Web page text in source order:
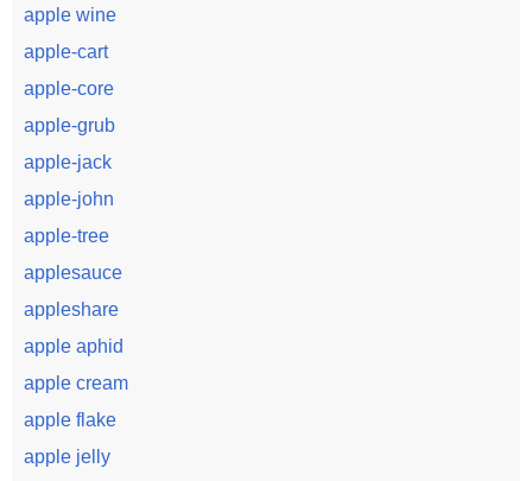
apple wine
apple-cart
apple-core
apple-grub
apple-jack
apple-john
apple-tree
applesauce
appleshare
apple aphid
apple cream
apple flake
apple jelly